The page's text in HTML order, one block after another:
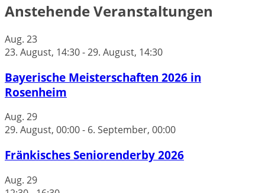
Anstehende Veranstaltungen
Aug. 23
23. August, 14:30-29. August, 14:30
Bayerische Meisterschaften 2026 in
Rosenheim
Aug. 29
29. August, 00:00- 6. September, 00:00
Fränkisches Seniorenderby 2026
Aug. 29